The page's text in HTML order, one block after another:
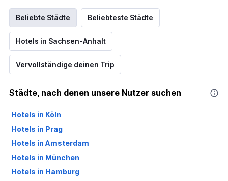
Beliebte Städte Beliebteste Städte
Hotels in Sachsen-Anhalt
Vervollständige deinen Trip
Städte, nach denen unsere Nutzer suchen
Hotels in Köln
Hotels in Prag
Hotels in Amsterdam
Hotels in München
Hotels in Hamburg